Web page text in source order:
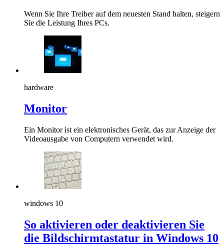
Wenn Sie Ihre Treiber auf dem neuesten Stand halten, steigern
Sie die Leistung Ihres PCs.
hardware
Monitor
Ein Monitor ist ein elektronisches Gerät, das zur Anzeige der
Videoausgabe von Computern verwendet wird.
windows 10
So aktivieren oder deaktivieren Sie
die Bildschirmtastatur in Windows 10